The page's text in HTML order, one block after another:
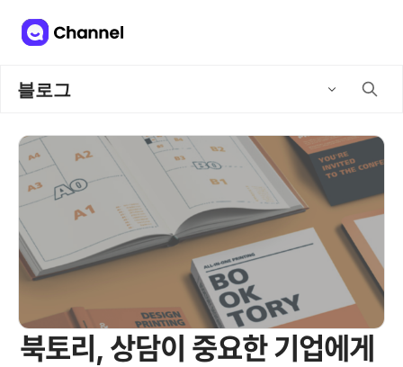
블로그
북토리, 상담이 중요한 기업에게